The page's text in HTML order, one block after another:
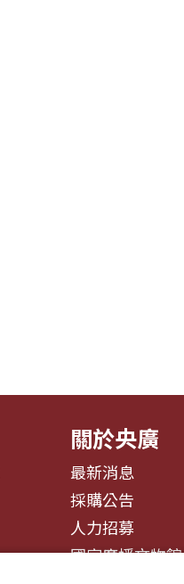
關於央廣
最新消息
採購公告
人力招募
國家廣播文物館